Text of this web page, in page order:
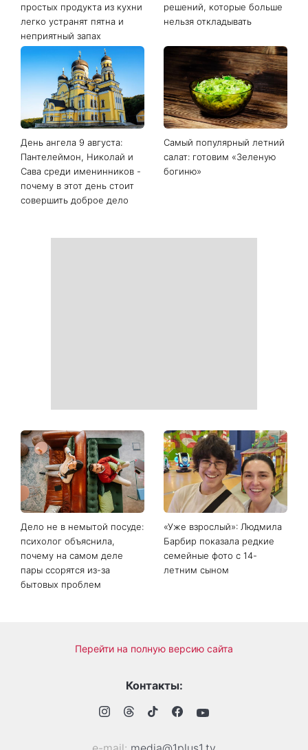
простых продукта из кухни
легко устранят пятна и
неприятный запах
решений, которые больше
нельзя откладывать
День ангела 9 августа:
Пантелеймон, Николай и
Сава среди именинников -
почему в этот день стоит
совершить доброе дело
Самый популярный летний
салат: готовим «Зеленую
богиню»
Дело не в немытой посуде:
психолог объяснила,
почему на самом деле
пары ссорятся из-за
бытовых проблем
«Уже взрослый»: Людмила
Барбир показала редкие
семейные фото с 14-
летним сыном
Перейти на полную версию сайта
Контакты: